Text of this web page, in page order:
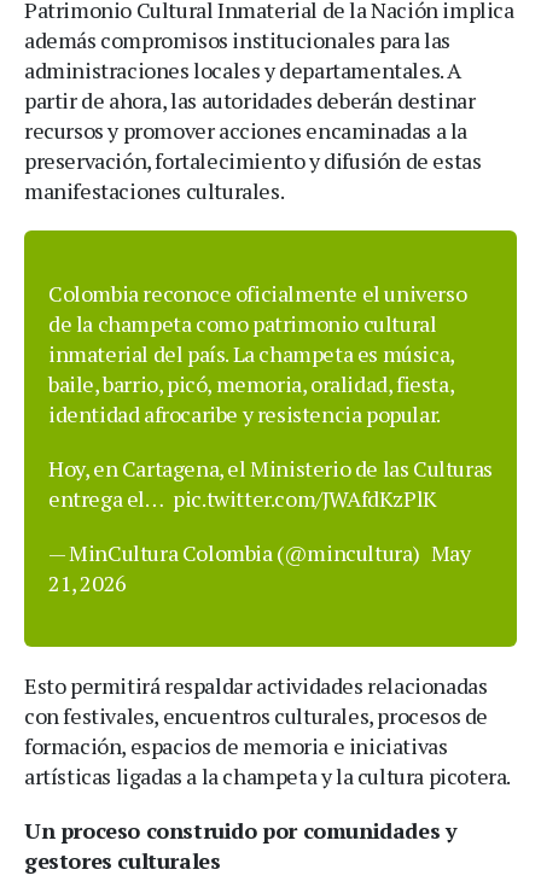
Patrimonio Cultural Inmaterial de la Nación implica
además compromisos institucionales para las
administraciones locales y departamentales. A
partir de ahora, las autoridades deberán destinar
recursos y promover acciones encaminadas a la
preservación, fortalecimiento y difusión de estas
manifestaciones culturales.
Colombia reconoce oficialmente el universo
de la champeta como patrimonio cultural
inmaterial del país. La champeta es música,
baile, barrio, picó, memoria, oralidad, fiesta,
identidad afrocaribe y resistencia popular.
Hoy, en Cartagena, el Ministerio de las Culturas
entrega el… pic.twitter.com/JWAfdKzPlK
— MinCultura Colombia (@mincultura) May
21, 2026
Esto permitirá respaldar actividades relacionadas
con festivales, encuentros culturales, procesos de
formación, espacios de memoria e iniciativas
artísticas ligadas a la champeta y la cultura picotera.
Un proceso construido por comunidades y
gestores culturales